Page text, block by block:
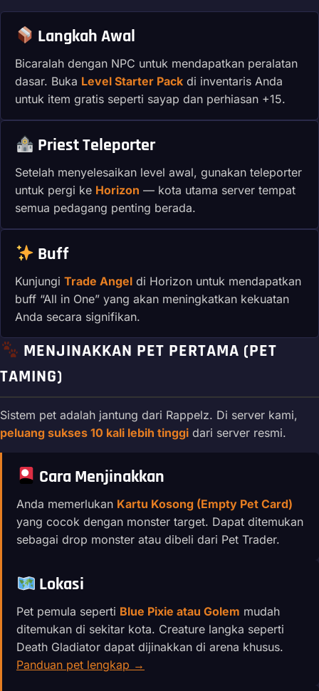
Langkah Awal
Bicaralah dengan NPC untuk mendapatkan peralatan
dasar. Buka Level Starter Pack di inventaris Anda
untuk item gratis seperti sayap dan perhiasan +15.
Priest Teleporter
Setelah menyelesaikan level awal, gunakan teleporter
untuk pergi ke Horizon — kota utama server tempat
semua pedagang penting berada.
Buff
Kunjungi Trade Angel di Horizon untuk mendapatkan
buff “All in One” yang akan meningkatkan kekuatan
Anda secara signifikan.
MENJINAKKAN PET PERTAMA (PET
TAMING)
Sistem pet adalah jantung dari Rappelz. Di server kami,
peluang sukses 10 kali lebih tinggi dari server resmi.
Cara Menjinakkan
Anda memerlukan Kartu Kosong (Empty Pet Card)
yang cocok dengan monster target. Dapat ditemukan
sebagai drop monster atau dibeli dari Pet Trader.
Lokasi
Pet pemula seperti Blue Pixie atau Golem mudah
ditemukan di sekitar kota. Creature langka seperti
Death Gladiator dapat dijinakkan di arena khusus.
Panduan pet lengkap →